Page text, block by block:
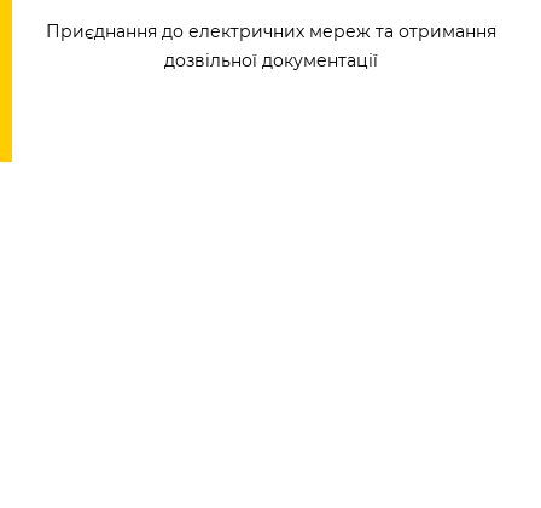
Приєднання до електричних мереж та отримання
дозвільної документації